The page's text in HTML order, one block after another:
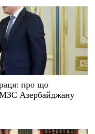
про що
МЗС Азербайджану